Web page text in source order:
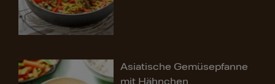
Asiatische Gemüsepfanne
mit Hähnchen